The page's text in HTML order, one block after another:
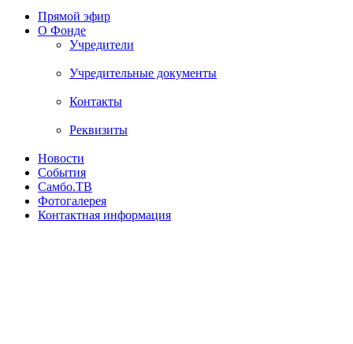
Прямой эфир
О Фонде
Учредители
Учредительные документы
Контакты
Реквизиты
Новости
События
Самбо.ТВ
Фотогалерея
Контактная информация